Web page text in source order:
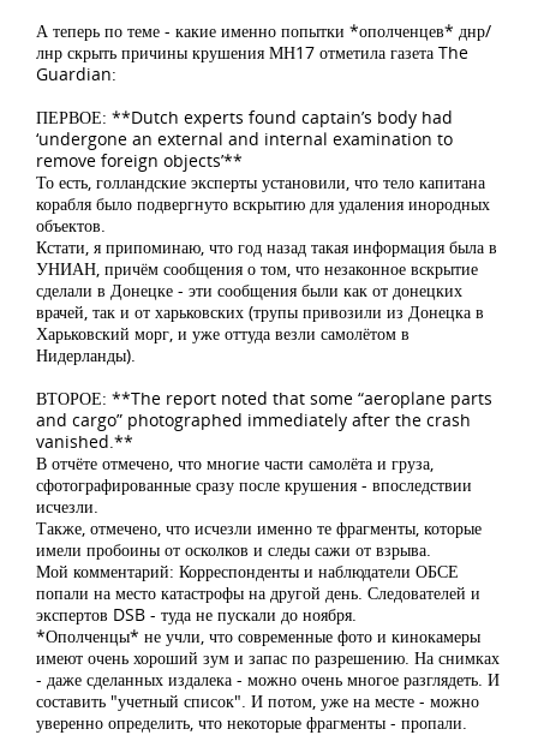
А теперь по теме - какие именно попытки *ополченцев* днр/
лнр скрыть причины крушения МН17 отметила газета The
Guardian:
ПЕРВОЕ: **Dutch experts found captain’s body had
‘undergone an external and internal examination to
remove foreign objects’**
То есть, голландские эксперты установили, что тело капитана
корабля было подвергнуто вскрытию для удаления инородных
объектов.
Кстати, я припоминаю, что год назад такая информация была в
УНИАН, причём сообщения о том, что незаконное вскрытие
сделали в Донецке - эти сообщения были как от донецких
врачей, так и от харьковских (трупы привозили из Донецка в
Харьковский морг, и уже оттуда везли самолётом в
Нидерланды).
ВТОРОЕ: **The report noted that some “aeroplane parts
and cargo” photographed immediately after the crash
vanished.**
В отчёте отмечено, что многие части самолёта и груза,
сфотографированные сразу после крушения - впоследствии
исчезли.
Также, отмечено, что исчезли именно те фрагменты, которые
имели пробоины от осколков и следы сажи от взрыва.
Мой комментарий: Корреспонденты и наблюдатели ОБСЕ
попали на место катастрофы на другой день. Следователей и
экспертов DSB - туда не пускали до ноября.
*Ополченцы* не учли, что современные фото и кинокамеры
имеют очень хороший зум и запас по разрешению. На снимках
- даже сделанных издалека - можно очень многое разглядеть. И
составить "учетный список". И потом, уже на месте - можно
уверенно определить, что некоторые фрагменты - пропали.